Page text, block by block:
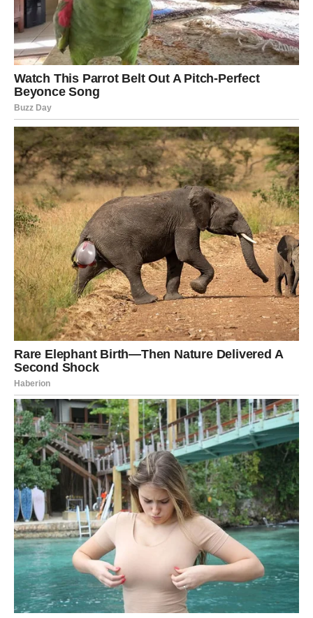
Poruka zvijezda
Ne vraćajte se starim brigama.
VAGA
Ljubav donosi osmijeh
Vage očekuje lijep emotivni trenutak ili novo poznanstvo.
Danima koji dolaze vlada pozitivna energija.
Poruka zvijezda
Otvorite srce novim osjećajima.
ŠKORPIJA
Neočekivana prilika mijenja planove
Škorpije bi mogle dobiti ponudu koju nisu očekivale.
Vrijedi ozbiljno razmisliti prije nego donesete odluku.